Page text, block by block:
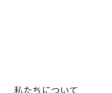
私たちについて